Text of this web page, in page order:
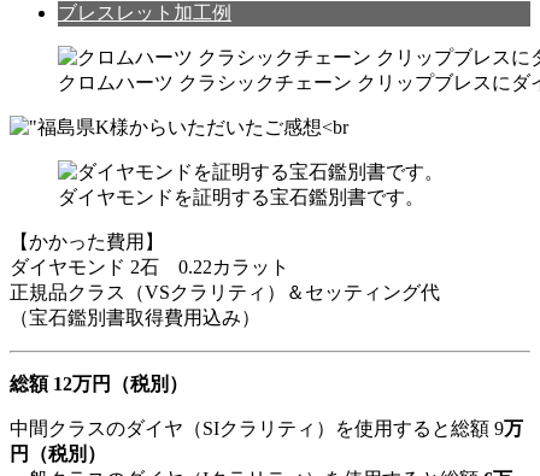
ブレスレット加工例
クロムハーツ クラシックチェーン クリップブレスに
ダイヤモンドを証明する宝石鑑別書です。
【かかった費用】
ダイヤモンド 2石 0.22カラット
正規品クラス（VSクラリティ）＆セッティング代
（宝石鑑別書取得費用込み）
総額 12万円（税別）
中間クラスのダイヤ（SIクラリティ）を使用すると総額 9万
円（税別）